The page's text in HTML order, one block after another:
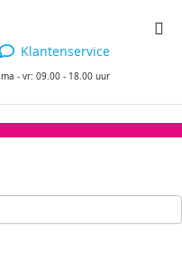
Klantenservice
ma - vr: 09.00 - 18.00 uur